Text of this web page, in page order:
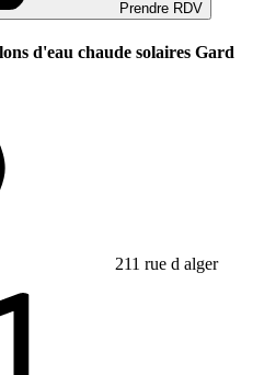
Prendre RDV
d'eau chaude solaires Gard
211 rue d alger